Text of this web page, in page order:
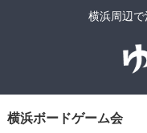
横浜周辺
横浜ボードゲーム会